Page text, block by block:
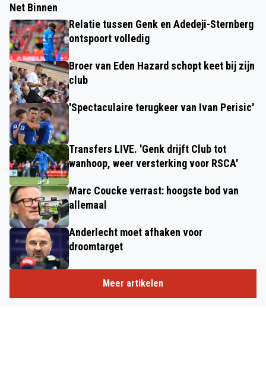
Net Binnen
Relatie tussen Genk en Adedeji-Sternberg
ontspoort volledig
Broer van Eden Hazard schopt keet bij zijn
club
'Spectaculaire terugkeer van Ivan Perisic'
Transfers LIVE. 'Genk drijft Club tot
wanhoop, weer versterking voor RSCA'
Marc Coucke verrast: hoogste bod van
allemaal
Anderlecht moet afhaken voor
droomtarget
Meer artikelen